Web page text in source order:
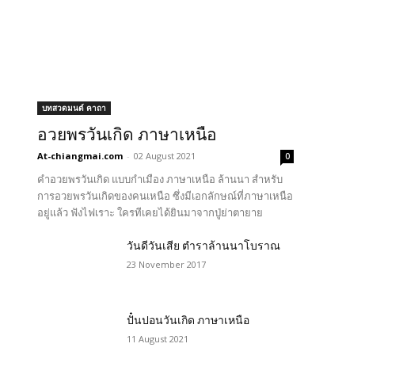
บทสวดมนต์ คาถา
อวยพรวันเกิด ภาษาเหนือ
At-chiangmai.com - 02 August 2021 0
คำอวยพรวันเกิด แบบกำเมือง ภาษาเหนือ ล้านนา สำหรับ
การอวยพรวันเกิดของคนเหนือ ซึ่งมีเอกลักษณ์ที่ภาษาเหนือ
อยู่แล้ว ฟังไฟเราะ ใครทีเคยได้ยินมาจากปู่ย่าตายาย
วันดีวันเสีย ตำราล้านนาโบราณ
23 November 2017
ปั๋นปอนวันเกิด ภาษาเหนือ
11 August 2021